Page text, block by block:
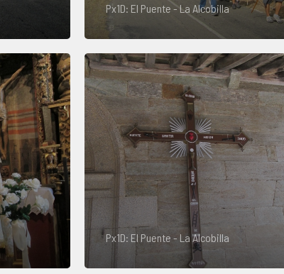
Px1D: El Puente - La Alcobilla
Px1D: El Puente - La Alcobilla